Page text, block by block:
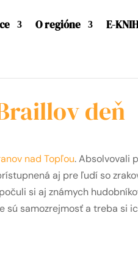
O regióne E-
deň
nad Topľou. Absolvovali
aj pre ľudí so
si aj známych
sú samozrejmosť a treba si